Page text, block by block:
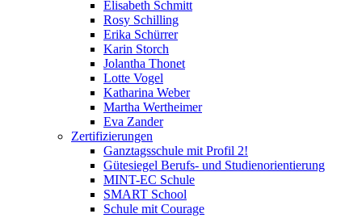
Elisabeth Schmitt
Rosy Schilling
Erika Schürrer
Karin Storch
Jolantha Thonet
Lotte Vogel
Katharina Weber
Martha Wertheimer
Eva Zander
Zertifizierungen
Ganztagsschule mit Profil 2!
Gütesiegel Berufs- und Studienorientierung
MINT-EC Schule
SMART School
Schule mit Courage